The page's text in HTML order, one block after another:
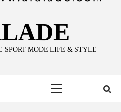
SPORT MODE LIFE & STYLE